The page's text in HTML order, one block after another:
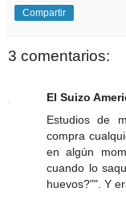
Compartir
3 comentarios:
El Suizo
Estudios de
compra
en algún
cuando lo
huevos?"". Y